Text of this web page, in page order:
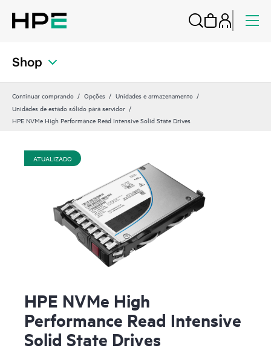
Shop
Continuar comprando Opções
Unidades e armazenamento
Unidades de estado sólido para servidor
HPE NVMe High Performance Read Intensive Solid State Drives
ATUALIZADO
HPE NVMe High
Performance Read Intensive
Solid State Drives